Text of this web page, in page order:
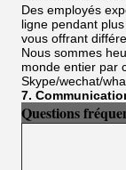
Des employés
ligne pendant
vous offrant
Nous sommes
monde entier par
Skype/wechat/
7.
Questions